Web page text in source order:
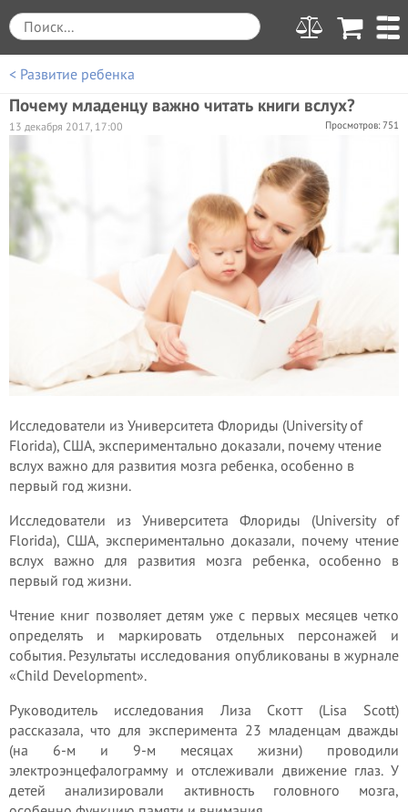
< Развитие ребенка
Почему младенцу важно читать книги вслух?
Просмотров: 751
13 декабря 2017, 17:00
Исследователи из Университета Флориды (University of
Florida), США, экспериментально доказали, почему чтение
вслух важно для развития мозга ребенка, особенно в
первый год жизни.
Исследователи из Университета Флориды (University of
Florida), США, экспериментально доказали, почему чтение
вслух важно для развития мозга ребенка, особенно в
первый год жизни.
Чтение книг позволяет детям уже с первых месяцев четко
определять и маркировать отдельных персонажей и
события. Результаты исследования опубликованы в журнале
«Child Development».
Руководитель исследования Лиза Скотт (Lisa Scott)
рассказала, что для эксперимента 23 младенцам дважды
(на 6-м и 9-м месяцах жизни) проводили
электроэнцефалограмму и отслеживали движение глаз. У
детей анализировали активность головного мозга,